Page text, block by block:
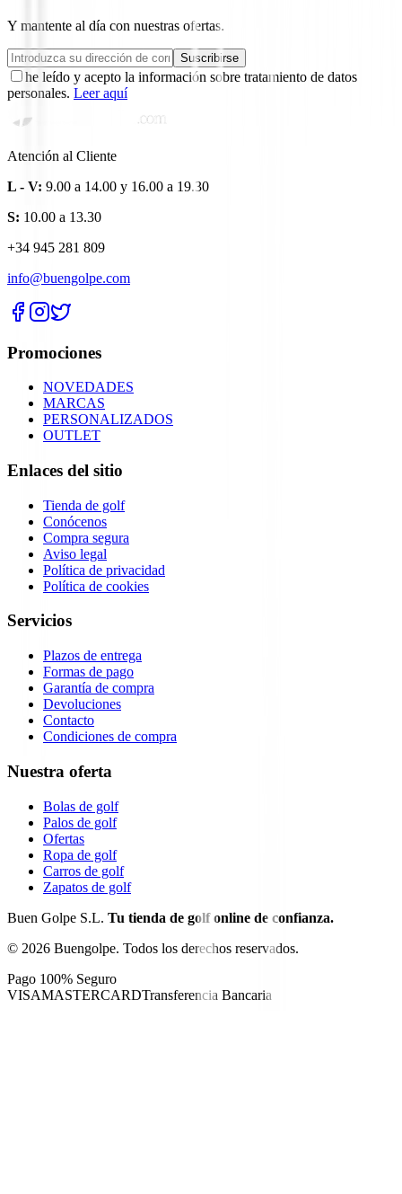
Y mantente al día con nuestras ofertas.
Suscribirse
he leído y acepto la información sobre tratamiento de datos
personales. Leer aquí
Atención al Cliente
L - V: 9.00 a 14.00 y 16.00 a 19.30
S: 10.00 a 13.30
+34 945 281 809
info@buengolpe.com
Promociones
NOVEDADES
MARCAS
PERSONALIZADOS
OUTLET
Enlaces del sitio
Tienda de golf
Conócenos
Compra segura
Aviso legal
Política de privacidad
Política de cookies
Servicios
Plazos de entrega
Formas de pago
Garantía de compra
Devoluciones
Contacto
Condiciones de compra
Nuestra oferta
Bolas de golf
Palos de golf
Ofertas
Ropa de golf
Carros de golf
Zapatos de golf
Buen Golpe S.L. Tu tienda de golf online de confianza.
© 2026 Buengolpe. Todos los derechos reservados.
Pago 100% Seguro
VISAMASTERCARDTransferencia Bancaria